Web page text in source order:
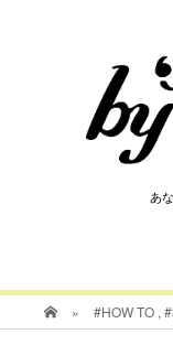
あ
» #HOW TO ,